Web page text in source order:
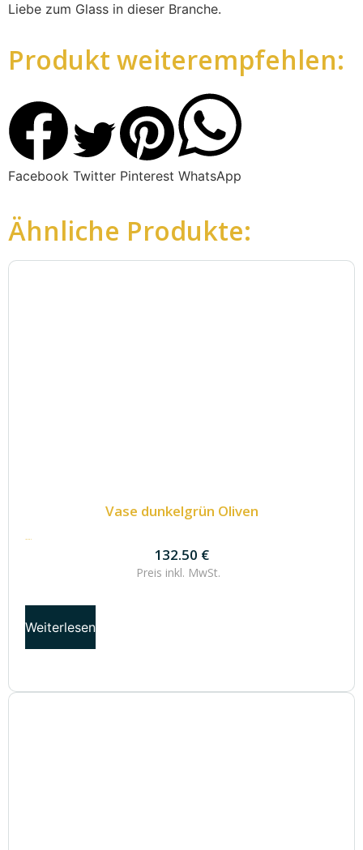
Liebe zum Glass in dieser Branche.
Produkt weiterempfehlen:
Facebook Twitter Pinterest WhatsApp
Ähnliche Produkte:
Vase dunkelgrün Oliven
132.50 €
132.50 €
Preis inkl. MwSt.
Weiterlesen